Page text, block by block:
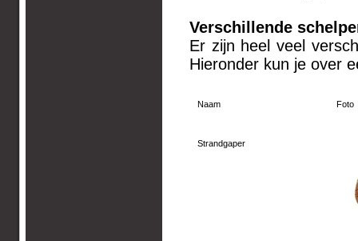
Verschillende
Er zijn heel veel
Hieronder kun je over
Naam Foto
Strandgaper